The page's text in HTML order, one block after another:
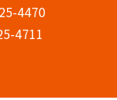
4470
4711